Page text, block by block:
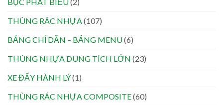
THÙNG RÁC NHỰA(107)
BẢNG CHỈ DẪN – BẢNG MENU(6)
THÙNG NHỰA DUNG TÍCH LỚN (23)
XE ĐẨY HÀNH LÝ(1)
THÙNG RÁC NHỰA COMPOSITE(60)